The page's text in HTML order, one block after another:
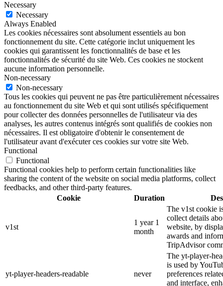
Necessary
Necessary
Always Enabled
Les cookies nécessaires sont absolument essentiels au bon
fonctionnement du site. Cette catégorie inclut uniquement les
cookies qui garantissent les fonctionnalités de base et les
fonctionnalités de sécurité du site Web. Ces cookies ne stockent
aucune information personnelle.
Non-necessary
Non-necessary
Tous les cookies qui peuvent ne pas être particulièrement nécessaires
au fonctionnement du site Web et qui sont utilisés spécifiquement
pour collecter des données personnelles de l'utilisateur via des
analyses, les autres contenus intégrés sont qualifiés de cookies non
nécessaires. Il est obligatoire d'obtenir le consentement de
l'utilisateur avant d'exécuter ces cookies sur votre site Web.
Functional
Functional
Functional cookies help to perform certain functionalities like
sharing the content of the website on social media platforms, collect
feedbacks, and other third-party features.
Cookie
Duration
v1st
1 year 1
month
The v1st cookie
collect details
website, by
awards and
TripAdvisor
yt-player-headers-readable never
The yt-player-
is used by
preferences
and interface,